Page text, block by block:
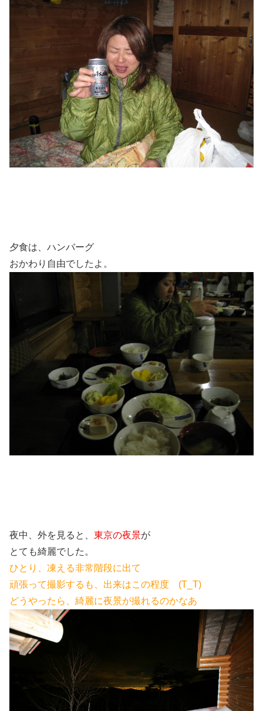
夕食は、ハンバーグ
おかわり自由でしたよ。
夜中、外を見ると、 東京の夜景が
とても綺麗でした。
ひとり、凍える非常階段に出て
頑張って撮影するも、出来はこの程度 (T_T)
どうやったら、綺麗に夜景が撮れるのかなあ